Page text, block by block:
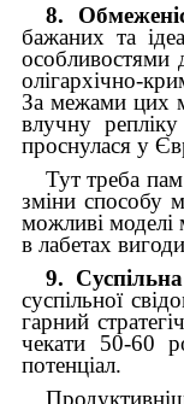
8.
бажаних та
особливостями
олігархічно-
За межами цих
влучну
проснулася у
Тут треба
зміни способу
можливі моделі
в лабетах
9. Суспільна
суспільної
гарний
чекати 50-60
потенціал.